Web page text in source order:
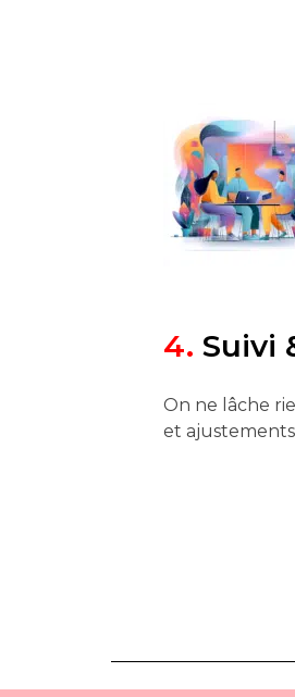
4. Suivi
On ne lâche
et